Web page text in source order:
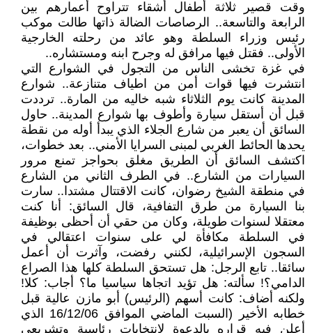
وقت قصير ثلاثة أطفال أشقاء تتراوح أعمارهم بين
الرابعة والتاسعة.. الرصاصات الضالة ذاتها طالت موكب
رئيس وزراء السلطة وهو عائد من رحلته الخارجية
الأولى.. فقتل فيها مرافق له وجرح ابنه ومستشاره..
في غزة تخشى الناس من التجول في الشوارع التي
انتشرت فيها قوات أمن من اطياف متنازعة.. شوارع
المدينة كانت يوم الثلاثاء شبه خاليه من المارة.. ترددت
قبل أن أستقل سيارة وأطوف بها شوارع المدينة.. حاول
السائق أن يعبر من شارع الجلاء الذي يبدأ أوله من نقطة
يحدها الحائط الغربي لمبنى السرايا الأمني.. بعد خطوات،
اكتشف السائق أن الطريق مغلق بحواجز تمنع مرور
السيارات من الشارع.. في الطرف الثاني من الشارع
في منطقة الشيخ رضوان، كانت الاقتتال مشتدا.. سارت
بنا السيارة من طرق التفافية، قال السائق: أنا كنت
معتقلا لسنوات طويلة، وكان من حقي أن أحظى بوظيفة
في السلطة مكافأة لي على سنوات اعتقالي في
السجون الإسرائيلية، لكنني رفضت، وآثرت أن أعمل
سائقا.. تابع الرجل: هل تستحق السلطة كلها هذا الصراع
الدامي؟! سألته: هل تؤيد اتجاها سياسيا ما؟ أجاب: كلا!
ولكنه أضاف: كانت أسهم (الرئيس) أبو مازن عالية قبل
خطابه الأخير (السبت الماضي الموافق 16/12/06 الذي
أعلن فيه قراره بالدعوة لانتخابات رئاسية وتشريعي